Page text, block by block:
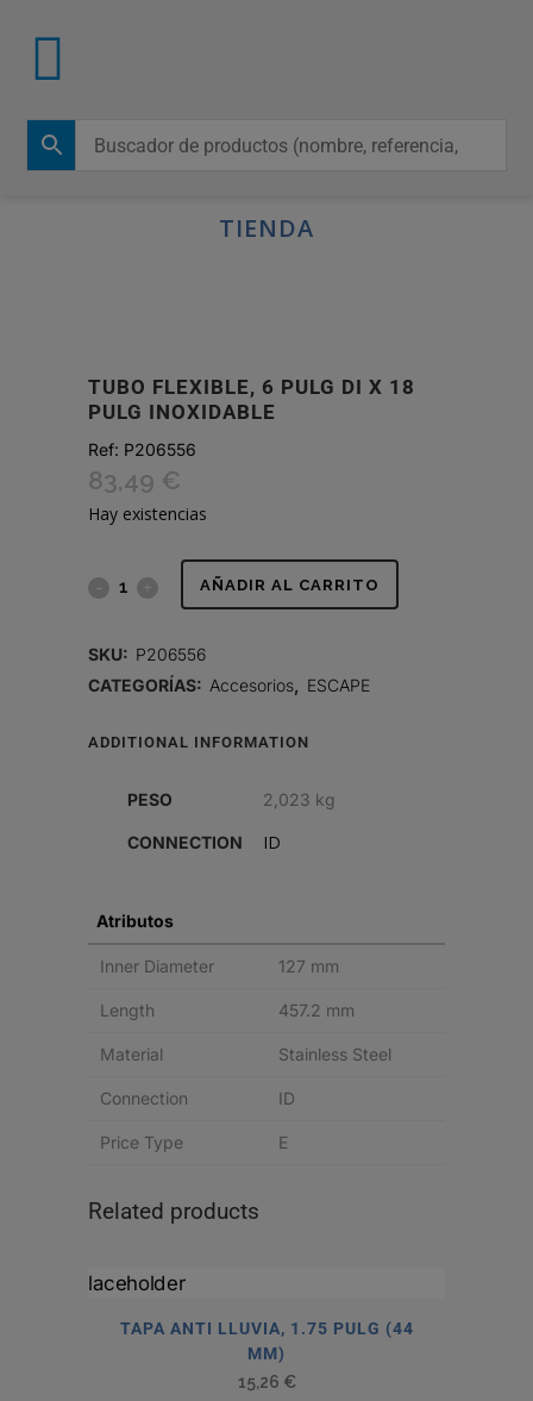
TIENDA
TUBO FLEXIBLE, 6 PULG DI X 18
PULG INOXIDABLE
Ref: P206556
83,49 €
Hay existencias
TUBO AÑADIR AL CARRITO
SKU: P206556
CATEGORÍAS: Accesorios ESCAPE
ADDITIONAL INFORMATION
PESO 2,023 kg
CONNECTION ID
Atributos
Inner Diameter 127 mm
Length 457.2 mm
Material Stainless Steel
Connection ID
Price Type E
Related products
TAPA ANTI LLUVIA, 1.75 PULG (44
MM)
15,26 €